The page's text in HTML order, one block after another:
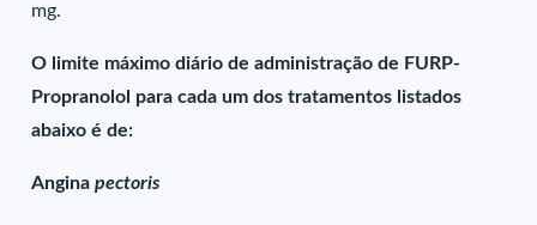
mg.
O limite máximo diário de administração de FURP-
Propranolol para cada um dos tratamentos listados
abaixo é de:
Anginapectoris